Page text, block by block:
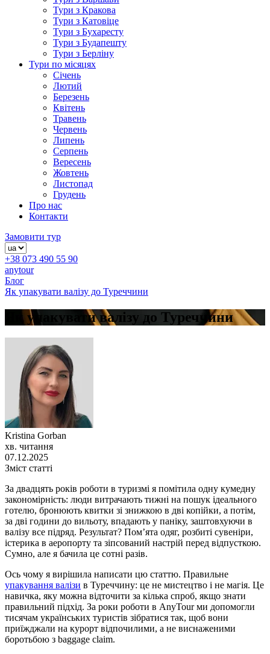
Тури з Кракова
Тури з Катовіце
Тури з Бухаресту
Тури з Будапешту
Тури з Берліну
Тури по місяцях
Січень
Лютий
Березень
Квітень
Травень
Червень
Липень
Серпень
Вересень
Жовтень
Листопад
Грудень
Про нас
Контакти
Замовити тур
+38 073 490 55 90
anytour
Блог
Як упакувати валізу до Туреччини
Як упакувати валізу до Туреччини
Kristina Gorban
хв. читання
07.12.2025
Зміст статті
За двадцять років роботи в туризмі я помітила одну кумедну
закономірність: люди витрачають тижні на пошук ідеального
готелю, бронюють квитки зі знижкою в дві копійки, а потім,
за дві години до вильоту, впадають у паніку, заштовхуючи в
валізу все підряд. Результат? Пом’ята одяг, розбиті сувеніри,
істерика в аеропорту та зіпсований настрій перед відпусткою.
Сумно, але я бачила це сотні разів.
Ось чому я вирішила написати цю статтю. Правильне
упакування валізи в Туреччину: це не мистецтво і не магія. Це
навичка, яку можна відточити за кілька спроб, якщо знати
правильний підхід. За роки роботи в AnyTour ми допомогли
тисячам українських туристів зібратися так, щоб вони
приїжджали на курорт відпочилими, а не виснаженими
боротьбою з baggage claim.